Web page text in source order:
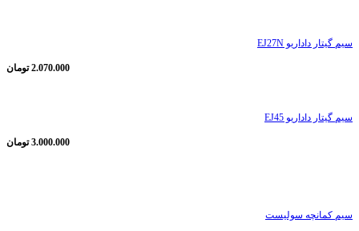
سیم گیتار داداریو EJ27N
2.070.000 تومان
سیم گیتار داداریو EJ45
3.000.000 تومان
سیم کمانچه سولیست